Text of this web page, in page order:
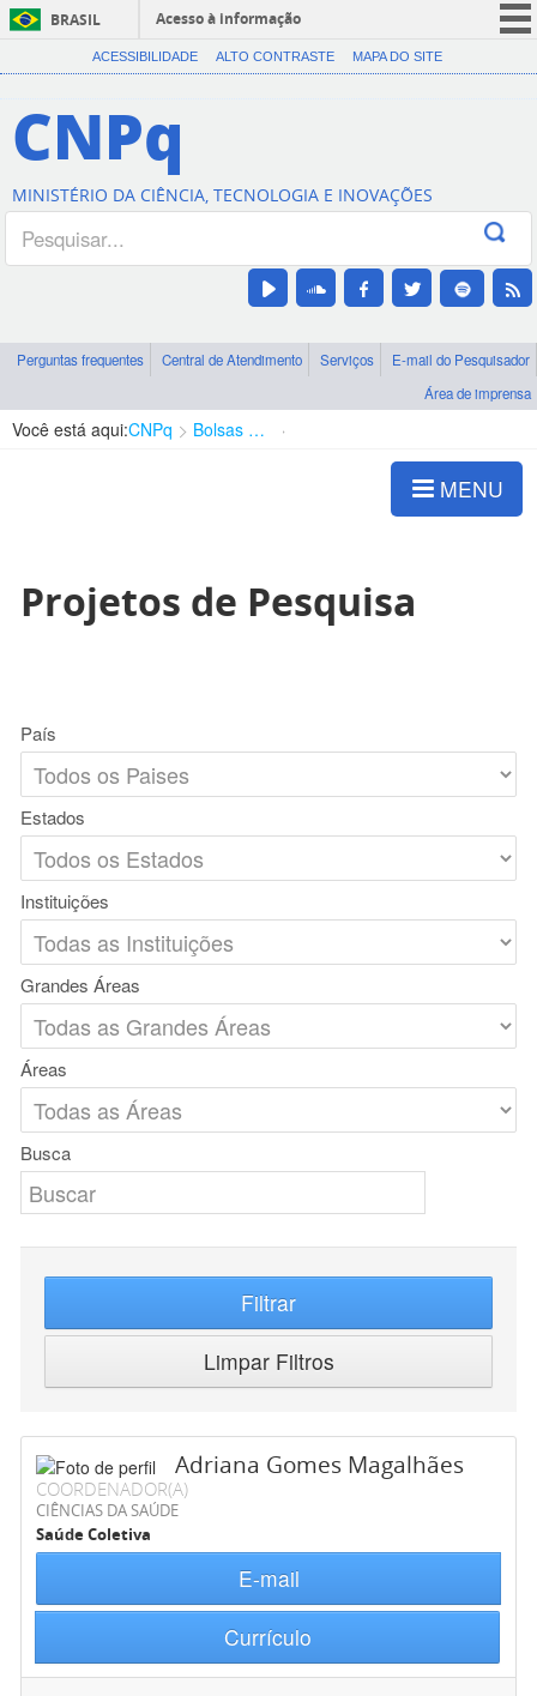
BRASIL
Acesso à informação
CORONAVÍRUS (COVID-19)
Canais
ACESSIBILIDADE ALTO CONTRASTE MAPA DO SITE
CNPq
MINISTÉRIO DA CIÊNCIA, TECNOLOGIA E INOVAÇÕES
Perguntas frequentes Central de Atendimento Serviços
E-mail do Pesquisador
Área de imprensa
Você está aqui:CNPq Bolsas e Auxílios Vigentes
MENU
Projetos de Pesquisa
País
Estados
Instituições
Grandes Áreas
Áreas
Busca
Filtrar
Limpar Filtros
Adriana Gomes Magalhães
COORDENADOR(A)
CIÊNCIAS DA SAÚDE
Saúde Coletiva
E-mail
Currículo